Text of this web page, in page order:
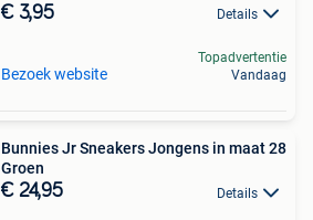
€ 3,95 Details
Bezoek website
Topadvertentie
Vandaag
Bunnies Jr Sneakers Jongens in maat 28
Groen
€ 24,95 Details